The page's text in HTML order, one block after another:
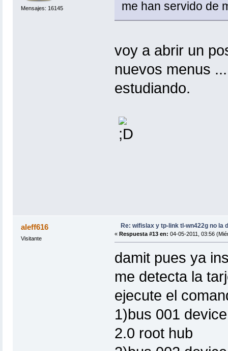
Mensajes: 16145
me han servido de
voy a abrir un
nuevos menus
estudiando.
aleff616
Visitante
Re: wifislax y tp-link tl-wn422g no la
« Respuesta #13 en: 04-05-2011, 03:56
damit pues ya
me detecta la
ejecute el
1)bus 001
2.0 root hub